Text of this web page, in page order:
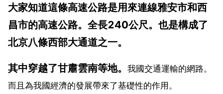
大家知道這條高速公路是用來連線雅安市和西
昌市的高速公路。全長240公尺。也是構成了
北京八條西部大通道之一。
其中穿越了甘肅雲南等地。
我國交通運輸的網路。
而且為我國經濟的發展帶來了基礎性的作用。